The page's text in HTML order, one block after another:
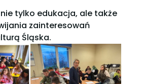
tylko edukacja, ale także
zainteresowań
Śląska.